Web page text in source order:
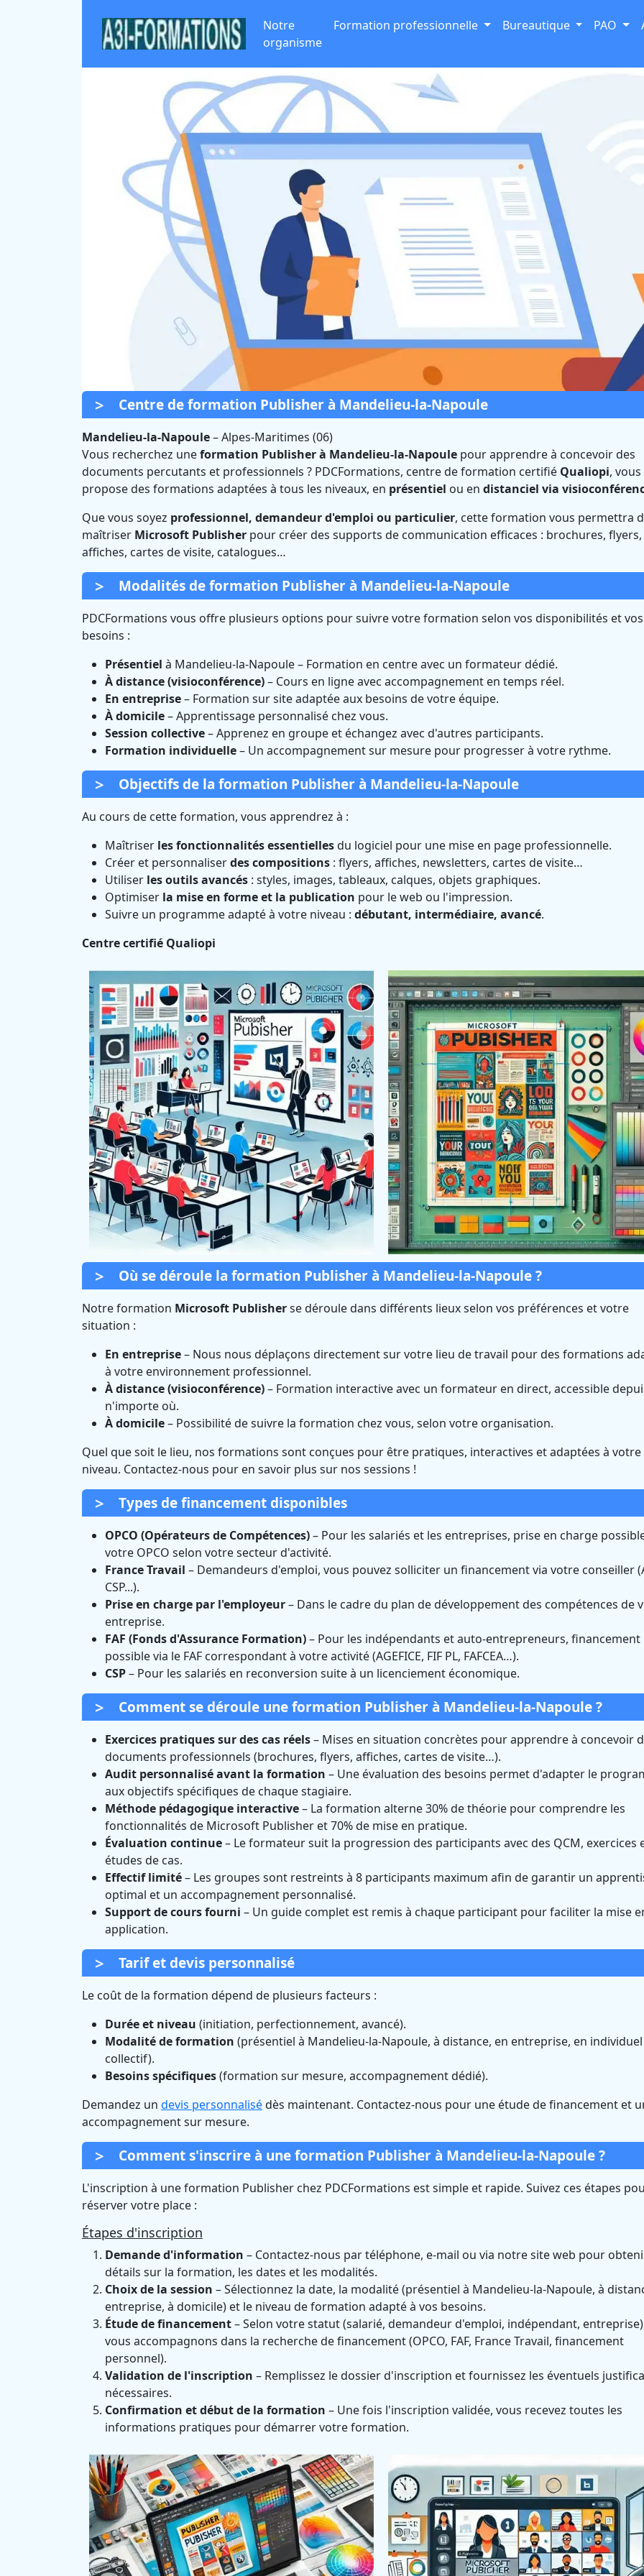
Notre
organisme
Formation professionnelle Bureautique PAO
Formation Publisher à Mandelieu-
Napoule (Alpes-Maritimes)
Centre de formation Publisher à Mandelieu-la-Napoule
Mandelieu-la-Napoule–Alpes-Maritimes (06)
Vous recherchez uneformation Publisher à Mandelieu-la-Napoule pour apprendre à concevoir des
documents percutants et professionnels ? PDCFormations, centre de formation certifié Qualiopi, vous
propose des formations adaptées à tous les niveaux, en présentiel ou en distanciel via
Que vous soyez professionnel, demandeur d'emploi ou particulier, cette formation vous permettra
maîtriser Microsoft Publisher pour créer des supports de communication efficaces : brochures, flyers,
affiches, cartes de visite, catalogues…
Modalités de formation Publisher à Mandelieu-la-Napoule
PDCFormations vous offre plusieurs options pour suivre votre formation selon vos disponibilités et vos
besoins :
Présentiel à Mandelieu-la-Napoule – Formation en centre avec un formateur dédié.
À distance (visioconférence)– Cours en ligne avec accompagnement en temps réel.
En entreprise– Formation sur site adaptée aux besoins de votre équipe.
À domicile– Apprentissage personnalisé chez vous.
Session collective– Apprenez en groupe et échangez avec d'autres participants.
Formation individuelle– Un accompagnement sur mesure pour progresser à votre rythme.
Objectifs de la formation Publisher à Mandelieu-la-Napoule
Au cours de cette formation, vous apprendrez à :
Maîtriser les fonctionnalités essentiellesdu logiciel pour une mise en page professionnelle.
Créer et personnaliserdes compositions : flyers, affiches, newsletters, cartes de visite…
Utiliser les outils avancés : styles, images, tableaux, calques, objets graphiques.
Optimiser la mise en forme et la publication pour le web ou l'impression.
Suivre un programme adapté à votre niveau : débutant, intermédiaire, avancé.
Centre certifié Qualiopi
Où se déroule la formation Publisher à Mandelieu-la-Napoule ?
Notre formation Microsoft Publisherse déroule dans différents lieux selon vos préférences et votre
situation :
En entreprise– Nous nous déplaçons directement sur votre lieu de travail pour des formations
à votre environnement professionnel.
À distance (visioconférence)– Formation interactive avec un formateur en direct, accessible
n'importe où.
À domicile– Possibilité de suivre la formation chez vous, selon votre organisation.
Quel que soit le lieu, nos formations sont conçues pour être pratiques, interactives et adaptées à votre
niveau. Contactez-nous pour en savoir plus sur nos sessions !
Types de financement disponibles
OPCO (Opérateurs de Compétences)– Pour les salariés et les entreprises, prise en charge
votre OPCO selon votre secteur d'activité.
France Travail – Demandeurs d'emploi, vous pouvez solliciter un financement via votre conseiller
CSP...).
Prise en charge par l'employeur– Dans le cadre du plan de développement des compétences de
entreprise.
FAF (Fonds d'Assurance Formation)– Pour les indépendants et auto-entrepreneurs, financement
possible via le FAF correspondant à votre activité (AGEFICE, FIF PL, FAFCEA…).
CSP– Pour les salariés en reconversion suite à un licenciement économique.
Comment se déroule une formation Publisher à Mandelieu-la-Napoule ?
Exercices pratiques sur des cas réels– Mises en situation concrètes pour apprendre à concevoir
documents professionnels (brochures, flyers, affiches, cartes de visite…).
Audit personnalisé avant la formation – Une évaluation des besoins permet d'adapter le
aux objectifs spécifiques de chaque stagiaire.
Méthode pédagogique interactive– La formation alterne 30% de théorie pour comprendre les
fonctionnalités de Microsoft Publisher et 70% de mise en pratique.
Évaluation continue– Le formateur suit la progression des participants avec des QCM, exercices
études de cas.
Effectif limité– Les groupes sont restreints à 8 participants maximum afin de garantir un
optimal et un accompagnement personnalisé.
Support de cours fourni – Un guide complet est remis à chaque participant pour faciliter la mise
application.
Tarif et devis personnalisé
Le coût de la formation dépend de plusieurs facteurs :
Durée et niveau (initiation, perfectionnement, avancé).
Modalité de formation (présentiel à Mandelieu-la-Napoule, à distance, en entreprise, en
collectif).
Besoins spécifiques(formation sur mesure, accompagnement dédié).
Demandez un devis personnalisédès maintenant. Contactez-nous pour une étude de financement et
accompagnement sur mesure.
Comment s'inscrire à une formation Publisher à Mandelieu-la-Napoule ?
L'inscription à une formation Publisher chez PDCFormations est simple et rapide. Suivez ces étapes
réserver votre place :
Étapes d'inscription
Demande d'information – Contactez-nous par téléphone, e-mail ou via notre site web pour
détails sur la formation, les dates et les modalités.
Choix de la session – Sélectionnez la date, la modalité (présentiel à Mandelieu-la-Napoule, à
entreprise, à domicile) et le niveau de formation adapté à vos besoins.
Étude de financement– Selon votre statut (salarié, demandeur d'emploi, indépendant,
vous accompagnons dans la recherche de financement (OPCO, FAF, France Travail, financement
personnel).
Validation de l'inscription – Remplissez le dossier d'inscription et fournissez les éventuels
nécessaires.
Confirmation et début de la formation – Une fois l'inscription validée, vous recevez toutes les
informations pratiques pour démarrer votre formation.